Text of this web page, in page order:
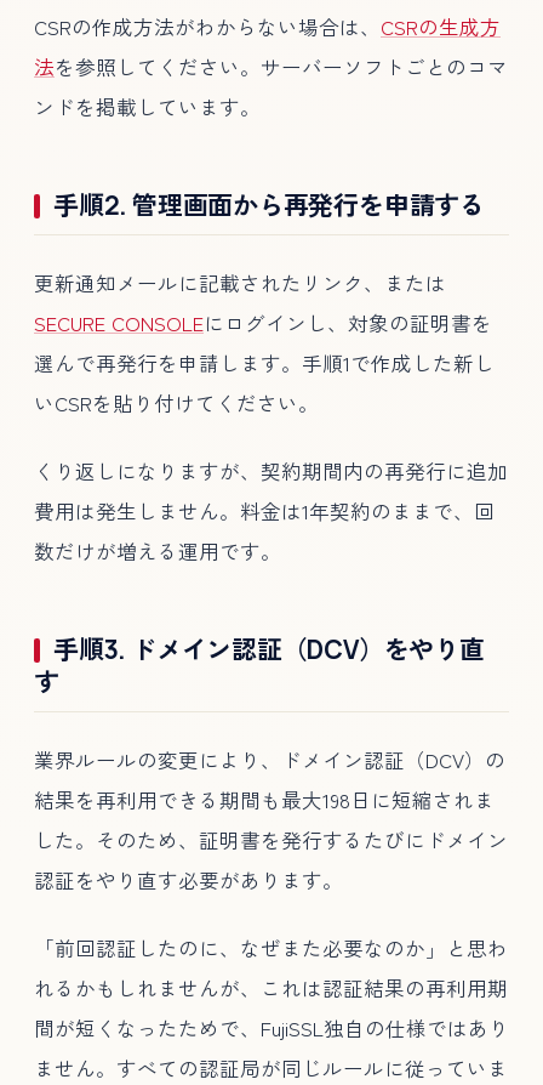
CSRの作成方法がわからない場合は、 CSRの生成方
法を参照してください。サーバーソフトごとのコマ
ンドを掲載しています。
手順2. 管理画面から再発行を申請する
更新通知メールに記載されたリンク、または
SECURE CONSOLEにログインし、対象の証明書を
選んで再発行を申請します。手順1で作成した新し
いCSRを貼り付けてください。
くり返しになりますが、契約期間内の再発行に追加
費用は発生しません。料金は1年契約のままで、回
数だけが増える運用です。
手順3. ドメイン認証（DCV）をやり直
す
業界ルールの変更により、ドメイン認証（DCV）の
結果を再利用できる期間も最大198日に短縮されま
した。そのため、証明書を発行するたびにドメイン
認証をやり直す必要があります。
「前回認証したのに、なぜまた必要なのか」と思わ
れるかもしれませんが、これは認証結果の再利用期
間が短くなったためで、FujiSSL独自の仕様ではあり
ません。すべての認証局が同じルールに従っていま